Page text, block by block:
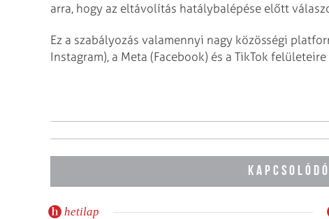
arra, hogy az eltávolítás hatálybalépése előtt
Ez a szabályozás valamennyi nagy közösségi
Instagram), a Meta (Facebook) és a TikTok felületeire
hetilap